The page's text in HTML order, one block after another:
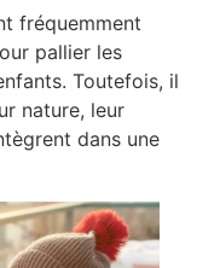
fréquemment
pallier les
Toutefois, il
nature, leur
dans une